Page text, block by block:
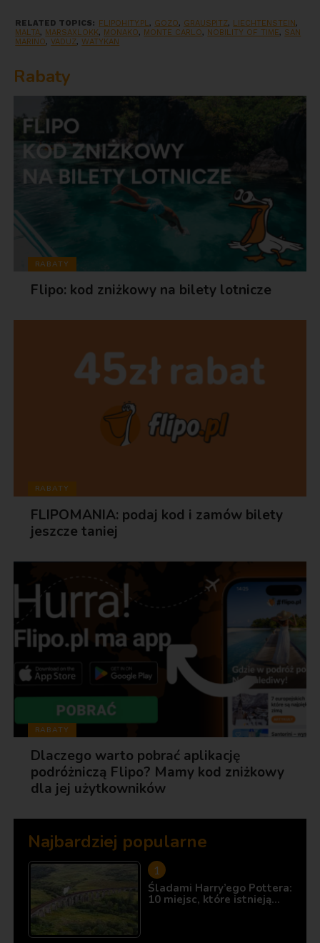
RELATED TOPICS: FLIPOHITY.PL, GOZO, GRAUSPITZ, LIECHTENSTEIN,
MALTA, MARSAXLOKK, MONAKO, MONTE CARLO, NOBILITY OF TIME, SAN
MARINO,VADUZ,WATYKAN
Rabaty
RABATY
Flipo: kod zniżkowy na bilety lotnicze
RABATY
FLIPOMANIA: podaj kod i zamów bilety
jeszcze taniej
RABATY
Dlaczego warto pobrać aplikację
podróżniczą Flipo? Mamy kod zniżkowy
dla jej użytkowników
Najbardziej popularne
Śladami Harry’ego Pottera:
10 miejsc, które istnieją…